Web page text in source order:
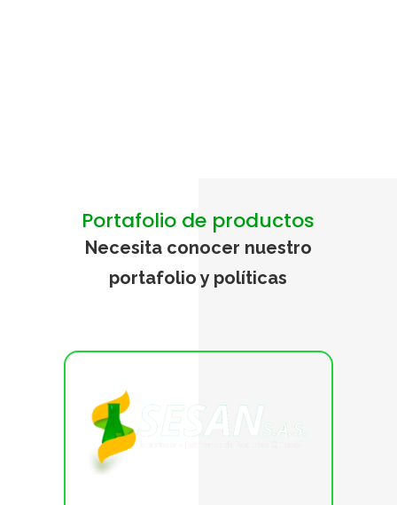
Portafolio de productos
Necesita conocer nuestro
portafolio y políticas